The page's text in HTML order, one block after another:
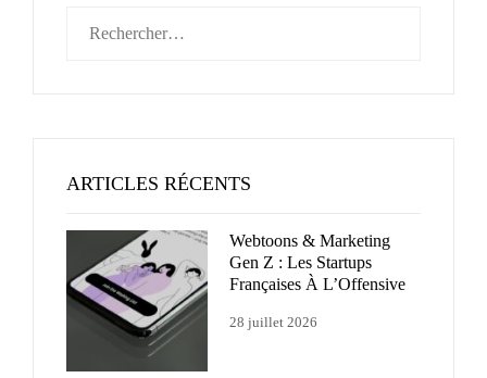
ARTICLES RÉCENTS
Webtoons & Marketing
Gen Z : Les Startups
Françaises À L’Offensive
28 juillet 2026